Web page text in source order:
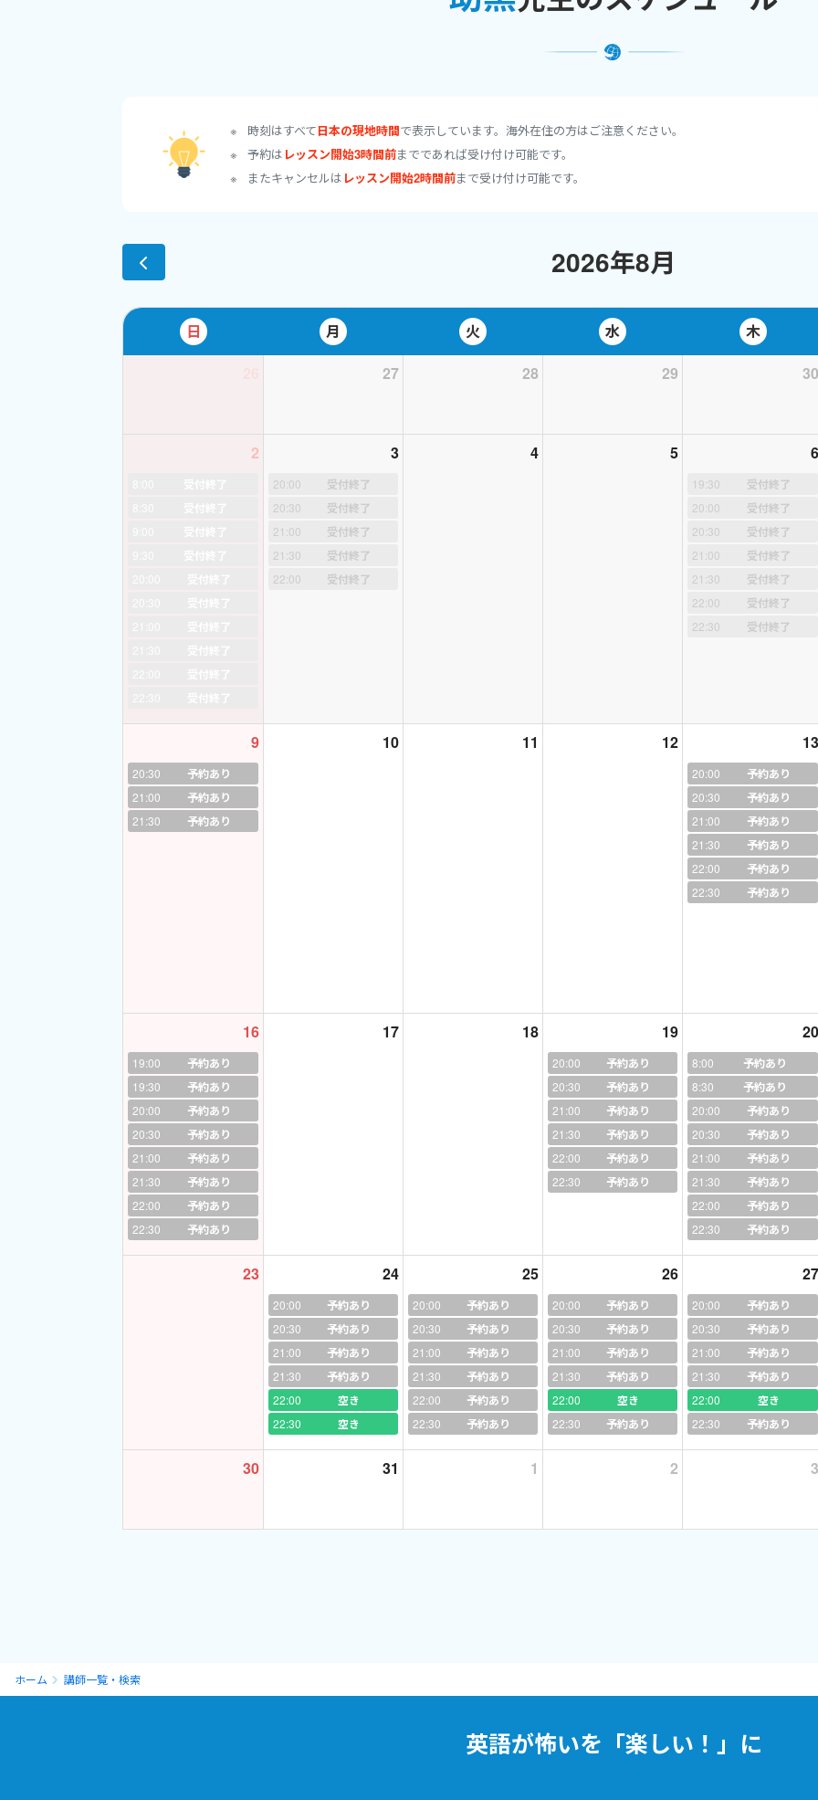
下記リンクは過去の英検合格者のご紹介になります！！
https://www.worldtalk.jp/blog/worldtalk_sukekuro/eiken2019_03/
2019年度 第一回英検合格者からの声！
https://www.worldtalk.jp/blog/worldtalk_sukekuro/eiken2019_02/
https://ameblo.jp/kazunoko103/entry-12296302180.html
2017年度 第二回英検合格者からの声！
https://ameblo.jp/kazunoko103/entry-12364085396.html
2017年度 第三回英検合格者からの声！
https://ameblo.jp/kazunoko103/entry-12364091831.html
2014年 第1回試験
https://ameblo.jp/kazunoko103/entry-12364091325.html
2014年第2回試験
https://ameblo.jp/kazunoko103/entry-12364090888.html
2014年 第3回試験
https://ameblo.jp/kazunoko103/entry-12364087833.html
例えば、「この日、もうちょっとできませんかーー？」とか言って頂いたら、出来ちゃっ
☆★☆★☆★☆★☆★☆★☆★☆★☆★☆★☆★☆★☆★☆★☆★☆★☆★☆★☆★☆
とにかく明るく、おしゃべりをするのが大好きです(笑)
なので、レッスン中も気まずくとかにはならないと思います。
そして、
人にモノを伝えるのが、好きで、得意です。
本業は違う畑の「医療通訳」ですが、英語を教える事が大好きで
同じ位の情熱をもって取り組んでいます！
「これは出来ません」っていうのはありません。出来ないかもしれませんが、やってみま
生徒さんにあった、「究極の25分」（笑）をつくります。
時刻はすべて日本の現地時間で表示しています。海外在住の方はご注意ください。
予約は レッスン開始3時間前までであれば受け付け可能です。
またキャンセルは レッスン開始2時間前まで受け付け可能です。
2026年8月
日 月 火 水
木
27 28 29 30
2 3
20:00 受付終了
20:30 受付終了
21:00 受付終了
21:30 受付終了
22:00 受付終了
4 5 6
19:30 受付終了
20:00 受付終了
20:30 受付終了
21:00 受付終了
21:30 受付終了
22:00 受付終了
22:30 受付終了
9
20:30 予約あり
21:00 予約あり
21:30 予約あり
10 11 12 13
20:00 予約あり
20:30 予約あり
21:00 予約あり
21:30 予約あり
22:00 予約あり
22:30 予約あり
16
19:00 予約あり
19:30 予約あり
20:00 予約あり
20:30 予約あり
21:00 予約あり
21:30 予約あり
22:00 予約あり
22:30 予約あり
17 18 19
20:00 予約あり
20:30 予約あり
21:00 予約あり
21:30 予約あり
22:00 予約あり
22:30 予約あり
20
8:00 予約あり
8:30 予約あり
20:00 予約あり
20:30 予約あり
21:00 予約あり
21:30 予約あり
22:00 予約あり
22:30 予約あり
23 24
20:00 予約あり
20:30 予約あり
21:00 予約あり
21:30 予約あり
22:00 空き
22:30 空き
25
20:00 予約あり
20:30 予約あり
21:00 予約あり
21:30 予約あり
22:00 予約あり
22:30 予約あり
26
20:00 予約あり
20:30 予約あり
21:00 予約あり
21:30 予約あり
22:00 空き
22:30 予約あり
27
20:00 予約あり
20:30 予約あり
21:00 予約あり
21:30 予約あり
22:00 空き
22:30 予約あり
30 31 1 2 3
ホーム 講師一覧・検索
英語が怖いを「楽しい！」に